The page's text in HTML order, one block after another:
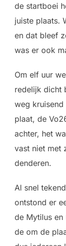
de startboei
juiste plaats.
en dat bleef
was er ook
Om elf uur
redelijk dicht
weg
plaat, de
achter, het
vast niet met
denderen.
Al snel
ontstond er
de Mytilus en
de om de